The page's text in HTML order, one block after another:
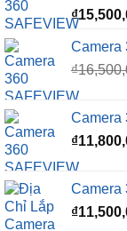
₫
Camera
₫
Camera
₫
Camera
₫